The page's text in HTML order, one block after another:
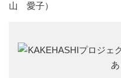
山 愛子）